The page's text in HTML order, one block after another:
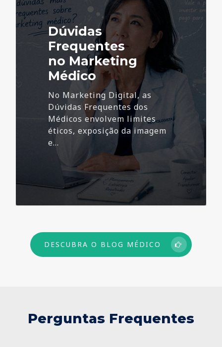
Marketing
Médico
Dúvidas
Frequentes
no Marketing
Médico
No Marketing Digital, as
Dúvidas Frequentes dos
Médicos envolvem limites
éticos, exposição da imagem
e…
DESCUBRA O BLOG MÉDICO
Perguntas Frequentes